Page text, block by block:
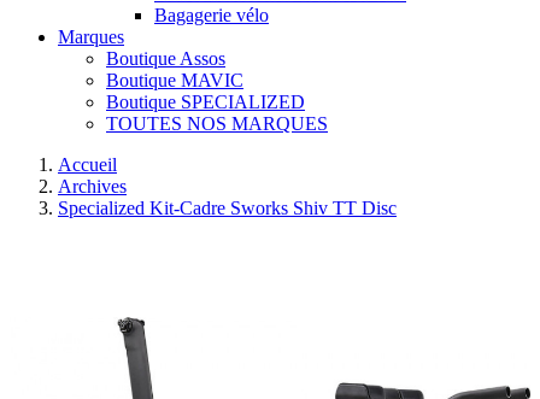
Bagagerie vélo
Marques
Boutique Assos
Boutique MAVIC
Boutique SPECIALIZED
TOUTES NOS MARQUES
Accueil
Archives
Specialized Kit-Cadre Sworks Shiv TT Disc